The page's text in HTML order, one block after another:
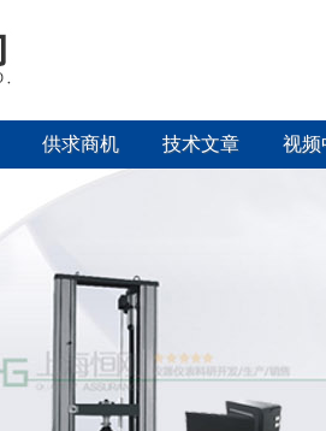
供求商机 技术文章 视频